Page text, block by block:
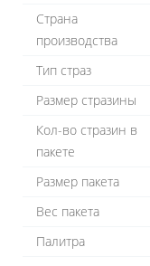
Страна
производства
Тип страз
Размер стразины
Кол-во стразин в
пакете
Размер пакета
Вес пакета
Палитра